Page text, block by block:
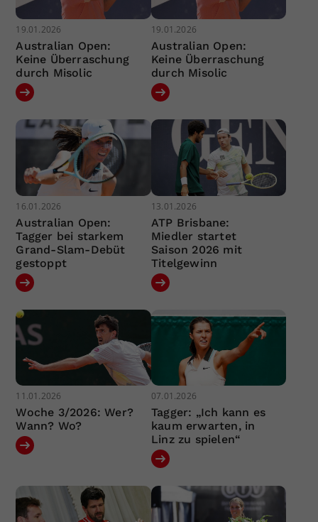
19.01.2026
Australian Open:
Keine Überraschung
durch Misolic
19.01.2026
Australian Open:
Keine Überraschung
durch Misolic
16.01.2026
Australian Open:
Tagger bei starkem
Grand-Slam-Debüt
gestoppt
13.01.2026
ATP Brisbane:
Miedler startet
Saison 2026 mit
Titelgewinn
11.01.2026
Woche 3/2026: Wer?
Wann? Wo?
07.01.2026
Tagger: „Ich kann es
kaum erwarten, in
Linz zu spielen“